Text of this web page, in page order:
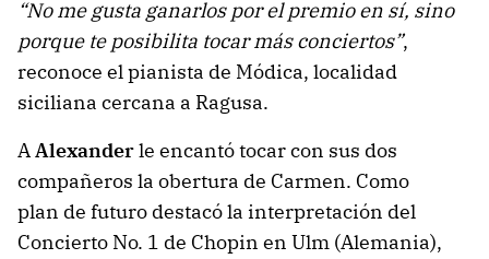
“No me gusta ganarlos por el premio en sí, sino
porque te posibilita tocar más conciertos”,
reconoce el pianista de Módica, localidad
siciliana cercana a Ragusa.
AAlexanderle encantó tocar con sus dos
compañeros la obertura de Carmen. Como
plan de futuro destacó la interpretación del
Concierto No. 1 de Chopin en Ulm (Alemania),